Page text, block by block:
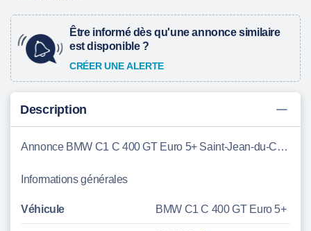
Être informé dès qu'une annonce similaire
est disponible ?
CRÉER UNE ALERTE
Description
Annonce BMW C1 C 400 GT Euro 5+ Saint-Jean-du-Cardonnay
Informations générales
Véhicule BMW C1 C 400 GT Euro 5+